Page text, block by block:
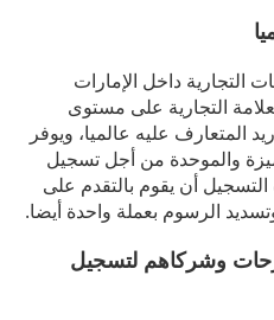
التجارية داخل الإمارات
التجارية على مستوى
المتعارف عليه عالميا، ويوفر
والموحدة من أجل تسجيل
التسجيل أن يقوم بالتقدم على
الرسوم بعملة واحدة أيضا.
وشركاهم لتسجيل